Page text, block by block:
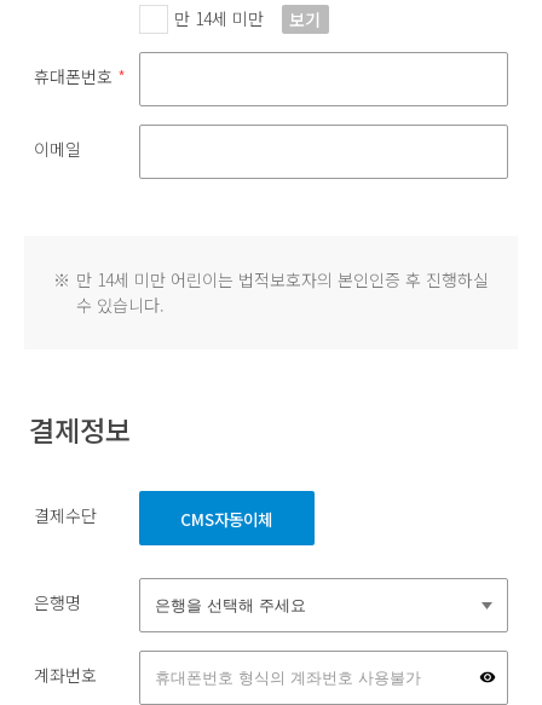
만 14세 미만 보기
휴대폰번호 *
이메일
※ 만 14세 미만 어린이는 법적보호자의 본인인증 후 진행하실
수 있습니다.
결제정보
결제수단 CMS자동이체
은행명
계좌번호